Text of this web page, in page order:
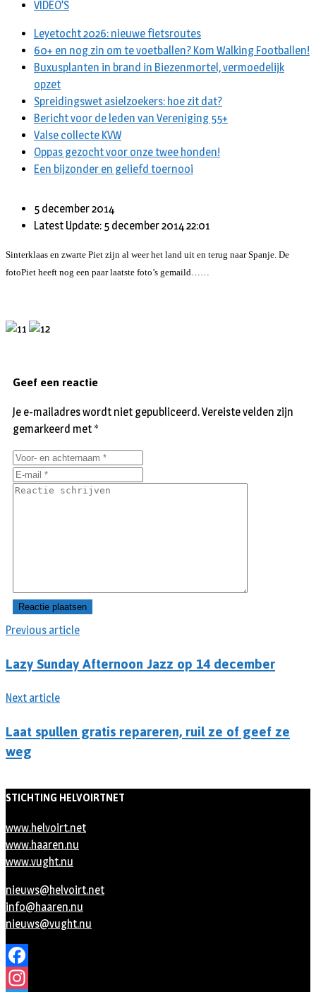
VIDEO’S
Leyetocht 2026: nieuwe fietsroutes
60+ en nog zin om te voetballen? Kom Walking Footballen!
Buxusplanten in brand in Biezenmortel, vermoedelijk
opzet
Spreidingswet asielzoekers: hoe zit dat?
Bericht voor de leden van Vereniging 55+
Valse collecte KVW
Oppas gezocht voor onze twee honden!
Een bijzonder en geliefd toernooi
5 december 2014
Latest Update: 5 december 2014 22:01
Sinterklaas en zwarte Piet zijn al weer het land uit en terug naar Spanje. De
fotoPiet heeft nog een paar laatste foto’s gemaild……
Previous article
Lazy Sunday Afternoon Jazz op 14 december
Next article
Laat spullen gratis repareren, ruil ze of geef ze
weg
Geef een reactie
Je e-mailadres wordt niet gepubliceerd.Vereiste velden zijn
gemarkeerd met *
STICHTING HELVOIRTNET
www.helvoirt.net
www.haaren.nu
www.vught.nu
nieuws@helvoirt.net
info@haaren.nu
nieuws@vught.nu
Facebook